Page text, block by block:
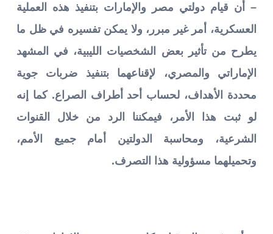
– أن قيام دولتي مصر والإمارات بتنفيذ هذه العملية
العسكرية، أمر غير مبرر، ولا يمكن تفسيره في ظل ما
يطرح من تأثير بعض الشخصيات الليبية، في المشهد
الإماراتي والمصري، لإقناعهما بتنفيذ ضربات جوية
محددة الأهداف، لحساب أحد أطراف الصراع. كما إنه
لو ثبت هذا الأمر، فيمكننا الرد من خلال القنوات
الشرعية، ومحاسبة الدولتين أمام جميع الأمم،
وتحميلهما مسؤولية هذا التصرف.